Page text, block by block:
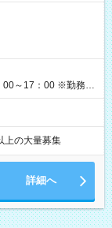
時間） 時給1,300円
割により時給＋100
憩なし） 時給1,300
通費 【試用期
00～17：00 ※勤務時
上の大量募集
詳細へ